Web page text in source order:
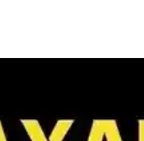
ergonomik çalışma